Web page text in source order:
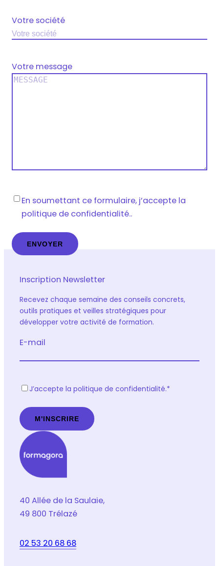
Votre société
Votre message
Vie
privée*
En soumettant ce formulaire, j’accepte la
politique de confidentialité..
Inscription Newsletter
Recevez chaque semaine des conseils concrets,
outils pratiques et veilles stratégiques pour
développer votre activité de formation.
E-mail
R
P
D
*
J’accepte la politique de confidentialité.*
40 Allée de la Saulaie,
49 800 Trélazé
02 53 20 68 68